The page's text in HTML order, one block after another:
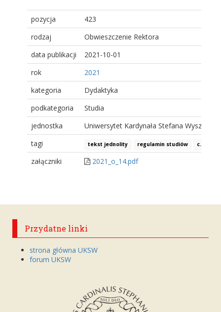
pozycja
423
rodzaj
Obwieszczenie Rektora
data publikacji
2021-10-01
rok
2021
kategoria
Dydaktyka
podkategoria
Studia
jednostka
Uniwersytet Kardynała Stefana
tagi
tekst jednolity regulamin studiów c.
załączniki 2021_o_14.pdf
Przydatne linki
strona główna UKSW
forum UKSW